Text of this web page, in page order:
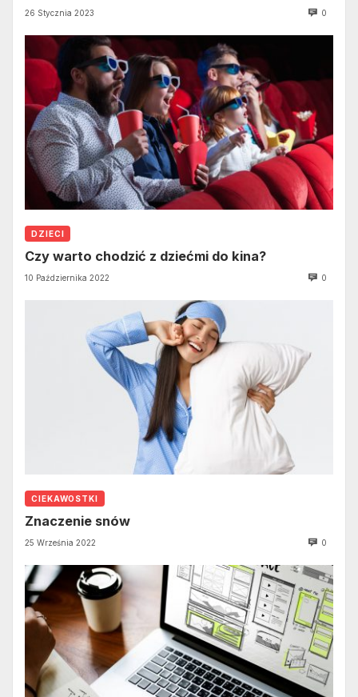
26 Stycznia 2023 0
DZIECI
Czy warto chodzić z dziećmi do kina?
10 Października 2022 0
CIEKAWOSTKI
Znaczenie snów
25 Września 2022 0